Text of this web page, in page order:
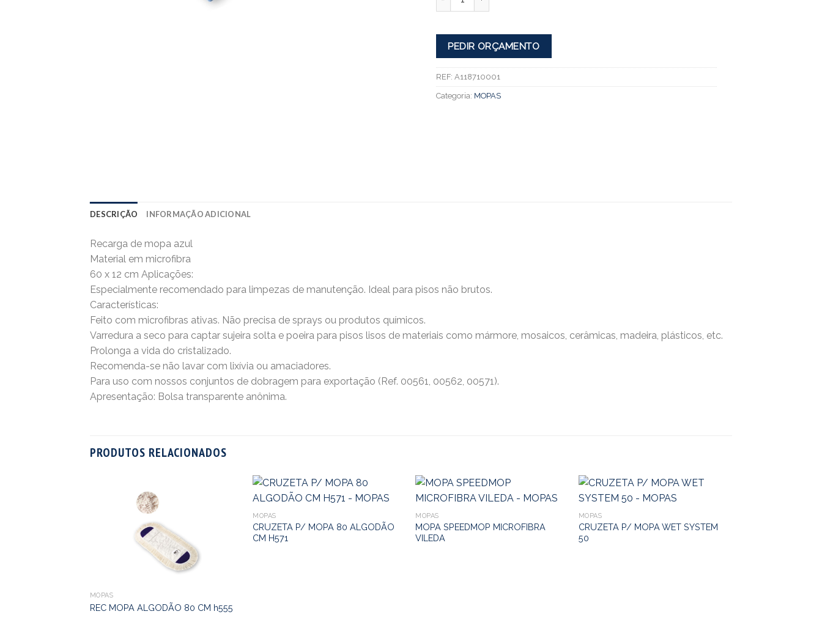
PEDIR ORÇAMENTO
REF: A118710001
Categoria: MOPAS
DESCRIÇÃO INFORMAÇÃO ADICIONAL
Recarga de mopa azul
Material em microfibra
60 x 12 cm Aplicações:
Especialmente recomendado para limpezas de manutenção. Ideal para pisos não brutos.
Características:
Feito com microfibras ativas. Não precisa de sprays ou produtos químicos.
Varredura a seco para captar sujeira solta e poeira para pisos lisos de materiais como mármore, mosaicos, cerâmicas, madeira, plásticos, etc.
Prolonga a vida do cristalizado.
Recomenda-se não lavar com lixívia ou amaciadores.
Para uso com nossos conjuntos de dobragem para exportação (Ref. 00561, 00562, 00571).
Apresentação: Bolsa transparente anônima.
PRODUTOS RELACIONADOS
MOPAS
REC MOPA ALGODÃO 80 CM h555
MOPAS
CRUZETA P/ MOPA 80 ALGODÃO
CM H571
MOPAS
MOPA SPEEDMOP MICROFIBRA
VILEDA
MOPAS
CRUZETA P/ MOPA WET SYSTEM
50